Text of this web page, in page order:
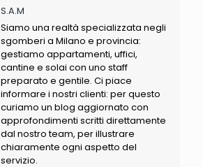
S.A.M
Siamo una realtà specializzata negli
sgomberi a Milano e provincia:
gestiamo appartamenti, uffici,
cantine e solai con uno staff
preparato e gentile. Ci piace
informare i nostri clienti: per questo
curiamo un blog aggiornato con
approfondimenti scritti direttamente
dal nostro team, per illustrare
chiaramente ogni aspetto del
servizio.